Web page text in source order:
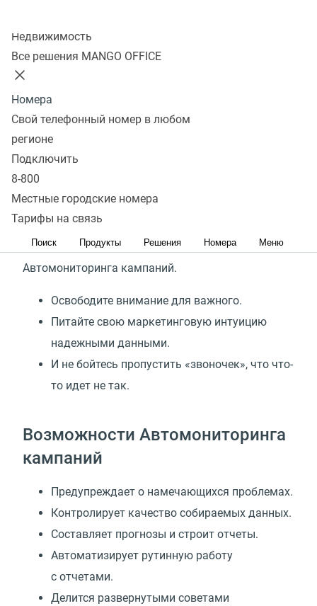
Недвижимость
Все решения MANGO OFFICE
Номера
Свой телефонный номер в любом
регионе
Подключить
8-800
Местные городские номера
Тарифы на связь
Поиск Продукты Решения Номера Меню
Автомониторинг кампаний
Для бизнес-успеха сейчас как никогда нужен
глубокий анализа рынка и нестандартные
текучка, что данные аналитики неточны, что
можно прозевать признаки приближающихся
проблем.
Мы сделали для вас удобный сервис
Автомониторинга кампаний.
Освободите внимание для важного.
Питайте свою маркетинговую интуицию
надежными данными.
И не бойтесь пропустить «звоночек», что что-
то идет не так.
Возможности Автомониторинга
кампаний
Предупреждает о намечающихся проблемах.
Контролирует качество собираемых данных.
Составляет прогнозы и строит отчеты.
Автоматизирует рутинную работу
с отчетами.
Делится развернутыми советами